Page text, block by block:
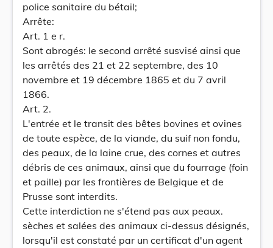
police sanitaire du bétail;
Arrête:
Art. 1 e r.
Sont abrogés: le second arrêté susvisé ainsi que
les arrêtés des 21 et 22 septembre, des 10
novembre et 19 décembre 1865 et du 7 avril
1866.
Art. 2.
L'entrée et le transit des bêtes bovines et ovines
de toute espèce, de la viande, du suif non fondu,
des peaux, de la laine crue, des cornes et autres
débris de ces animaux, ainsi que du fourrage (foin
et paille) par les frontières de Belgique et de
Prusse sont interdits.
Cette interdiction ne s'étend pas aux peaux.
sèches et salées des animaux ci-dessus désignés,
lorsqu'il est constaté par un certificat d'un agent